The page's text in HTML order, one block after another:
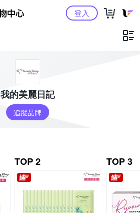
Yahoo購物中心登入
我的美麗日記
追蹤品牌
TOP 2 TOP 3